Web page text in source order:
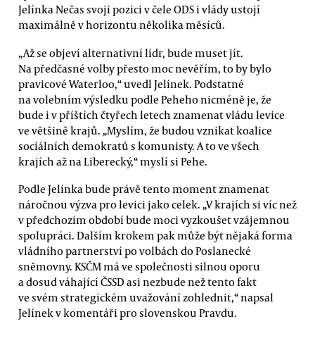
Jelínka Nečas svoji pozici v čele ODS i vlády ustojí
maximálně v horizontu několika měsíců.
„Až se objeví alternativní lídr, bude muset jít.
Na předčasné volby přesto moc nevěřím, to by bylo
pravicové Waterloo,“ uvedl Jelínek. Podstatné
na volebním výsledku podle Peheho nicméně je, že
bude i v příštích čtyřech letech znamenat vládu levice
ve většině krajů. „Myslím, že budou vznikat koalice
sociálních demokratů s komunisty. A to ve všech
krajích až na Liberecký,“ myslí si Pehe.
Podle Jelínka bude právě tento moment znamenat
náročnou výzva pro levici jako celek. „V krajích si víc než
v předchozím období bude moci vyzkoušet vzájemnou
spolupráci. Dalším krokem pak může být nějaká forma
vládního partnerství po volbách do Poslanecké
sněmovny. KSČM má ve společnosti silnou oporu
a dosud váhající ČSSD asi nezbude než tento fakt
ve svém strategickém uvažování zohlednit,“ napsal
Jelínek v komentáři pro slovenskou Pravdu.